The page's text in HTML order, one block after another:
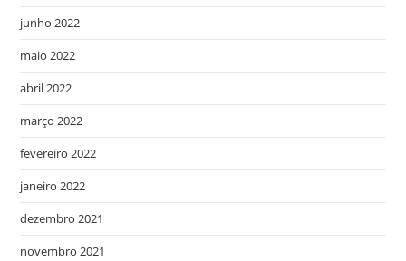
junho 2022
maio 2022
abril 2022
março 2022
fevereiro 2022
janeiro 2022
dezembro 2021
novembro 2021